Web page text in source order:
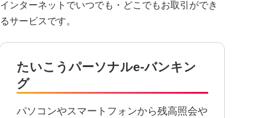
インターネットでいつでも・どこでもお取引ができ
るサービスです。
たいこうパーソナルe-バンキン
グ
パソコンやスマートフォンから残高照会や